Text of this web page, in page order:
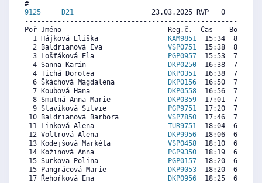
9125
D21
23.03.2025 RVP = 0     IP
Poř Jméno                          Reg.č.  Čas    Body
  1 Hájková Eliška
KAM9851
15:34  8134
  2 Baldrianová Eva
VSP0751
15:38  8100
  3 Lošťáková Ela
PGP0957
15:53  7971
  4 Sanna Karin
DKP0250
16:38  7586
  4 Tichá Dorotea
DKP0351
16:38  7586
  6 Škáchová Magdalena
DKP0156
16:50  7483
  7 Koubová Hana
DKP0558
16:56  7432
  8 Smutná Anna Marie
DKP0359
17:01  7389
  9 Slavíková Silvie
PGP9751
17:20  7226
10 Baldrianová Barbora VSP7850
17:46  7003
11 Linková Alena TUR9751
18:04  6849
12 Voltrová Alena
DKP9956
18:06  6832
13 Kodejšová Markéta VSP0458
18:10  6798
14 Kožinová Anna
PGP9350
18:19  6720
15 Surkova Polina
PGP0157
18:20  6712
15 Pangrácová Marie
DKP9053
18:20  6712
17 Řehořková Ema
DKP0956
18:25  6669